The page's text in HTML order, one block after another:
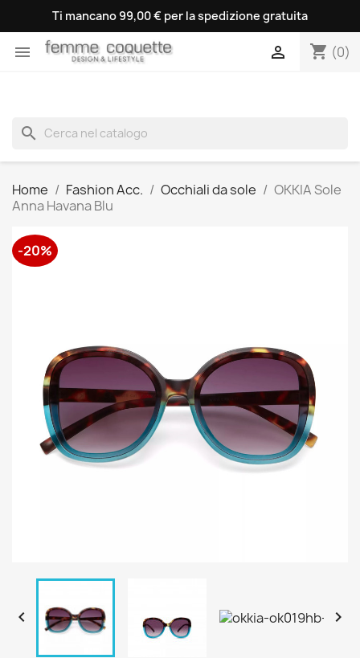
Ti mancano 99,00 € per la spedizione gratuita
 shopping_cart (0)

search
Home Fashion Acc. Occhiali da sole
OKKIA Sole
Anna Havana Blu
-20%
 